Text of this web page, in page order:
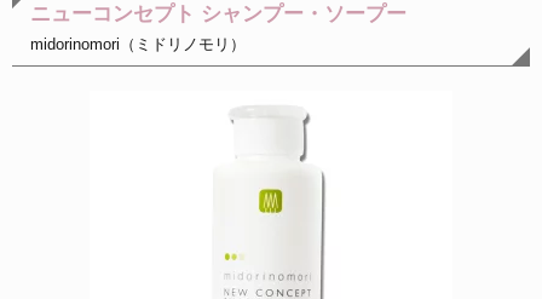
ニューコンセプト シャンプー・ソープー
midorinomori（ミドリノモリ）